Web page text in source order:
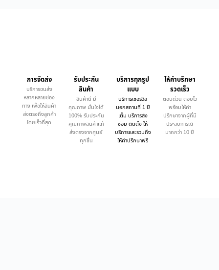
การจัดส่ง
บริการขนส่ง
หลากหลายช่อง
ทาง เพื่อให้สินค้า
ส่งตรงถึงลูกค้า
โดยเร็วที่สุด
รับประกัน
สินค้า
สินค้าดี มี
คุณภาพ มั่นใจได้
100% รับประกัน
คุณภาพสินค้าแท้
ส่งตรงจากศูนย์
ทุกชิ้น
บริการทุกรูป
แบบ
บริการเซอร์วิส
นอกสถานที่ 1 ปี
เต็ม บริการส่ง
ซ่อม ติดตั้ง ให้
บริการและรวมถึง
ให้คำปรึกษาฟรี
ให้คำบรึกษา
รวดเร็ว
ตอบด่วน ตอบไว
พร้อมให้คำ
ปรึกษาจากผู้ที่มี
ประสบการณ์
มากกว่า 10 ปี